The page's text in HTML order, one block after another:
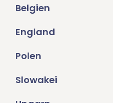
Belgien
England
Polen
Slowakei